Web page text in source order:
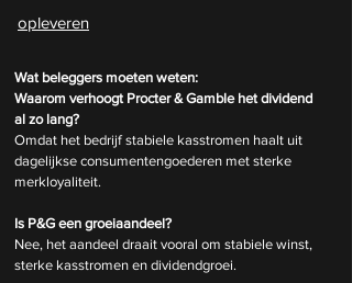
opleveren
Wat beleggers moeten weten:
Waarom verhoogt Procter & Gamble het dividend
al zo lang?
Omdat het bedrijf stabiele kasstromen haalt uit
dagelijkse consumentengoederen met sterke
merkloyaliteit.
Is P&G een groeiaandeel?
Nee, het aandeel draait vooral om stabiele winst,
sterke kasstromen en dividendgroei.